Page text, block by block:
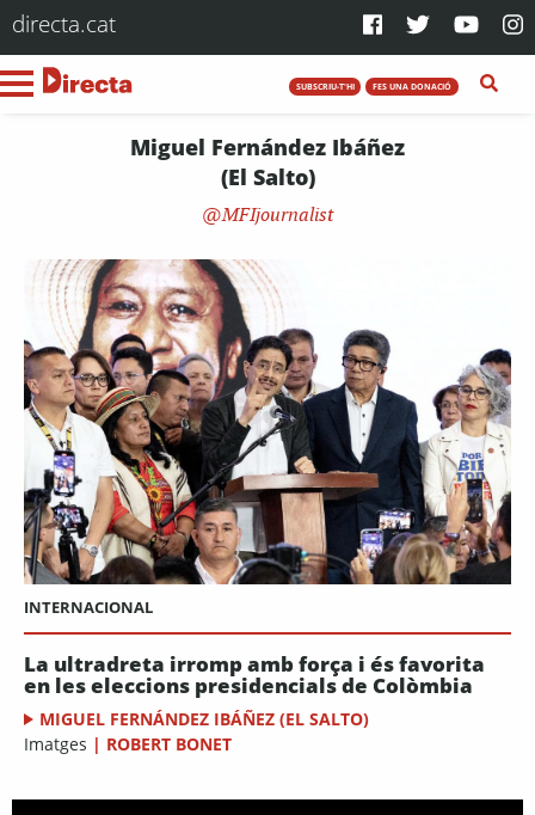
directa.cat
SUBSCRIU-T'HI FES UNA DONACIÓ
Miguel Fernández Ibáñez
(El Salto)
MFIjournalist
INTERNACIONAL
La ultradreta irromp amb força i és favorita
en les eleccions presidencials de Colòmbia
MIGUEL FERNÁNDEZ IBÁÑEZ (EL SALTO)
Imatges | ROBERT BONET